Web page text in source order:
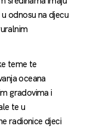
odnosu na djecu
teme te
oceana
gradovima i
te u
radionice djeci